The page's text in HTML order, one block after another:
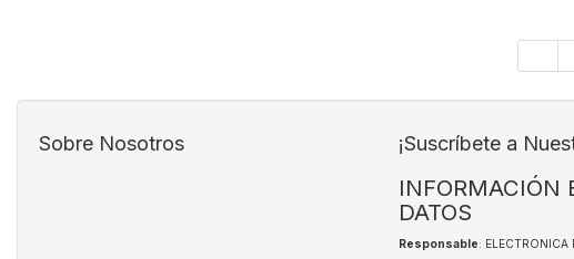
Sobre Nosotros ¡Suscríbete a
INFORMACIÓN
DATOS
Responsable: ELECTRONICA